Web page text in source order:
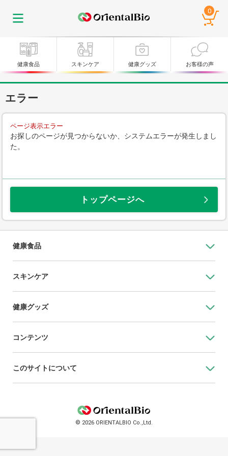
0
健康食品 スキンケア 健康グッズ お客様の声
エラー
ページ表示エラー
お探しのページが見つからないか、システムエラーが発生しまし
た。
トップページへ
健康食品
スキンケア
健康グッズ
コンテンツ
このサイトについて
© 2026 ORIENTALBIO Co.,Ltd.